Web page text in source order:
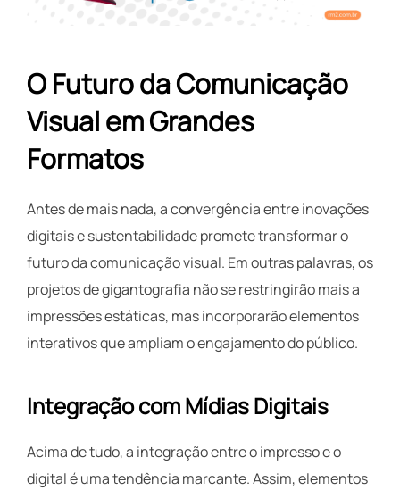
O Futuro da Comunicação
Visual em Grandes
Formatos
Antes de mais nada, a convergência entre inovações
digitais e sustentabilidade promete transformar o
futuro da comunicação visual. Em outras palavras, os
projetos de gigantografia não se restringirão mais a
impressões estáticas, mas incorporarão elementos
interativos que ampliam o engajamento do público.
Integração com Mídias Digitais
Acima de tudo, a integração entre o impresso e o
digital é uma tendência marcante. Assim, elementos